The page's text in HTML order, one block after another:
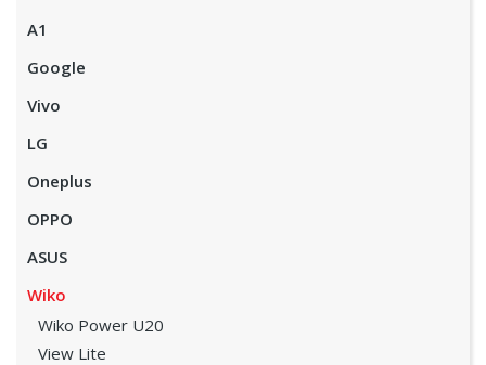
A1
Google
Vivo
LG
Oneplus
OPPO
ASUS
Wiko
Wiko Power U20
View Lite